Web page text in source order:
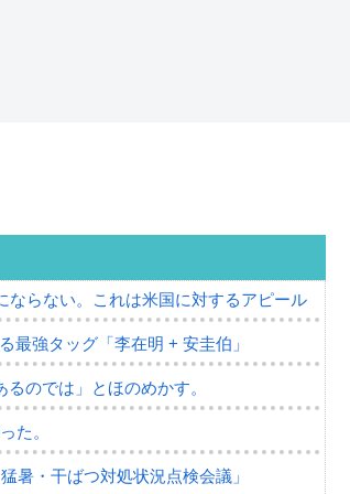
らない。これは米国に対するアピール
最強タッグ「李在明 + 安圭伯」
のでは」とほのめかす。
た。
暑・干ばつ対処状況点検会議」